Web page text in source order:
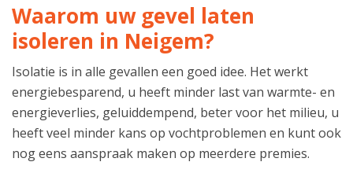
Waarom uw gevel laten
isoleren in Neigem?
Isolatie is in alle gevallen een goed idee. Het werkt
energiebesparend, u heeft minder last van warmte- en
energieverlies, geluiddempend, beter voor het milieu, u
heeft veel minder kans op vochtproblemen en kunt ook
nog eens aanspraak maken op meerdere premies.